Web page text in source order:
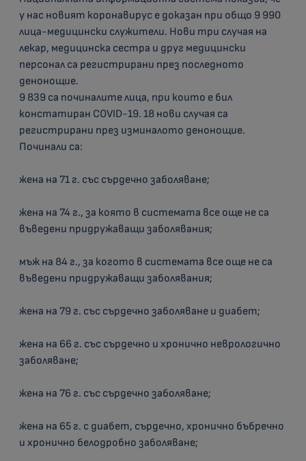
у нас новият коронавирус е доказан при общо 9 990
лица-медицински служители. Нови три случая на
лекар, медицинска сестра и друг медицински
персонал са регистрирани през последното
денонощие.
9 839 са починалите лица, при които е бил
констатиран COVID-19. 18 нови случая са
регистрирани през изминалото денонощие.
Починали са:
жена на 71 г. със сърдечно заболяване;
жена на 74 г., за която в системата все още не са
въведени придружаващи заболявания;
мъж на 84 г., за когото в системата все още не са
въведени придружаващи заболявания;
жена на 79 г. със сърдечно заболяване и диабет;
жена на 66 г. със сърдечно и хронично неврологично
заболяване;
жена на 76 г. със сърдечно заболяване;
жена на 65 г. с диабет, сърдечно, хронично бъбречно
и хронично белодробно заболяване;